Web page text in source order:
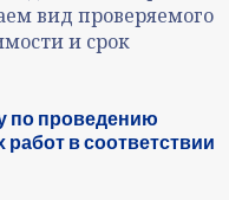
вид проверяемого
и срок
по проведению
в соответствии